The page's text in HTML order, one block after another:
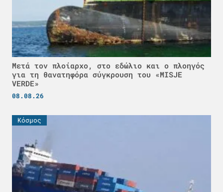
Μετά τον πλοίαρχο, στο εδώλιο και ο πλοηγός
για τη θανατηφόρα σύγκρουση του «MISJE
VERDE»
08.08.26
Κόσμος